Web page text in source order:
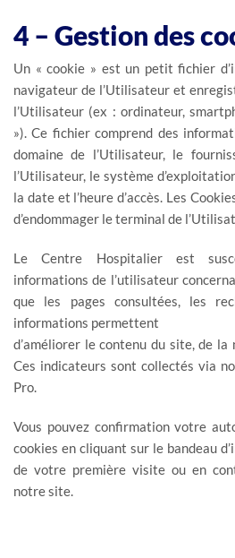
4 – Gestion des
Un « cookie » est un petit fichier
navigateur de l’Utilisateur et
l’Utilisateur (ex : ordinateur,
»). Ce fichier comprend des
domaine de l’Utilisateur, le
l’Utilisateur, le système
la date et l’heure d’accès. Les
d’endommager le terminal de
Le Centre Hospitalier est
informations de l’utilisateur
que les pages consultées, les
informations permettent
d’améliorer le contenu du site, de
Ces indicateurs sont collectés via
Pro.
Vous pouvez confirmation votre
cookies en cliquant sur le bandeau
de votre première visite ou en
notre site.